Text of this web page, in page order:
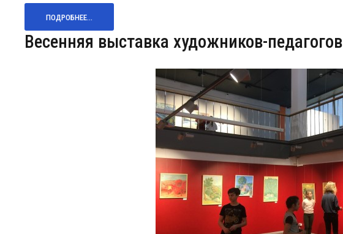
ПОДРОБНЕЕ...
Весенняя выставка художников-педагогов